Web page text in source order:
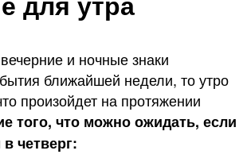
и ночные знаки
ближайшей недели, то утро
произойдет на протяжении
того, что можно ожидать, если
четверг: